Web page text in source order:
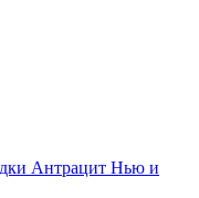
Антрацит Нью и